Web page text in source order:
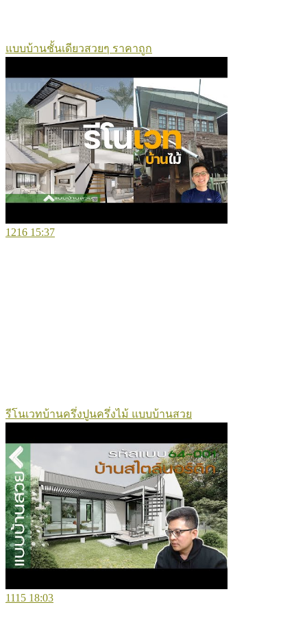
แบบบ้านชั้นเดียวสวยๆ ราคาถูก
1216 15:37
รีโนเวทบ้านครึ่งปูนครึ่งไม้ แบบบ้านสวย
1115 18:03